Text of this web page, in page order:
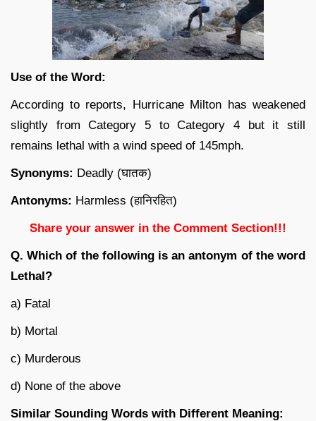
Use of the Word:
According to reports, Hurricane Milton has weakened
slightly from Category 5 to Category 4 but it still
remains lethal with a wind speed of 145mph.
Synonyms: Deadly (घातक)
Antonyms: Harmless (हानिरहित)
Share your answer in the Comment Section!!!
Q. Which of the following is an antonym of the word
Lethal?
a) Fatal
b) Mortal
c) Murderous
d) None of the above
Similar Sounding Words with Different Meaning: